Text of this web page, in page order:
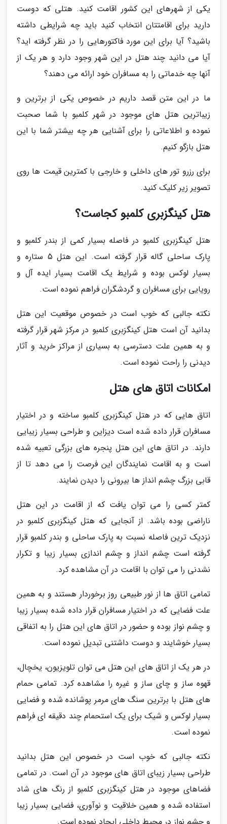
یکی از شهرهای این کشور اقامت کنید. هتلی که دوست
دارید برای اقامتتان انتخاب کنید باید چه شرایطی داشته
باشید؟ آیا برای این مورد فاکتورهایی را در نظر گرفته اید؟
آیا می دانید چند هتل در این شهر وجود دارد و هر یک از
آنها چه خدماتی را به مسافران خود ارائه می دهند؟
ما در این متن قصد داریم در خصوص یکی از برترین و
زیباترین هتل های موجود در شهر کلمبو با شما صحبت
نموده و اطلاعاتی را برای آشنایی هر چه بیشتر شما با این
هتل بازگو کنیم.
برای رزرو تور های داخلی و خارجی با کمترین قیمت ها روی
تصویر زیر کلیک کنید.
هتل کینگزبری کلمبو کجاست؟
هتل کینگزبری کلمبو در فاصله بسیار کمی از بندر کلمبو و
پارک ساحلی گاله قرار گرفته است. این هتل 5 ستاره و
بسیار لوکس بوده و شرایط یک اقامت بسیار ایده آل و
رویایی برای مسافران و گردشگران فراهم نموده است.
نکته جالبی که خوب است در خصوص موقعیت این هتل
بدانید آن است هتل کینگزبری کلمبو در مرکز شهر قرار گرفته
و به همین علت دسترسی به بسیاری از مراکز خرید و آثار
دیدنی را راحت نموده است.
امکانات اتاق های هتل
اتاق هایی که در هتل کینگزبری کلمبو ساخته و در اختیار
مسافران قرار داده شده است دیزاین و طراحی بسیار زیبایی
دارند. در اتاق های این هتل پنجره های بزرگی تعبیه شده
است و به اقامت نمایندگان این فرصت را می دهد تا از
قابی بزرگ چشم انداز ها بیرونی را دیدن نمایند.
کمتر کسی را می توان یافت که از اقامت در این هتل
ناراضی بوده باشد. از آنجایی که هتل کینگزبری کلمبو در
نزدیک ترین فاصله نسبت به پارک ساحلی و بندر کلمبو قرار
گرفته است چشم انداز و چشم اندازی بسیار زیبا و تکرار
نشدنی را می توان با اقامت در آن مشاهده کرد.
تمامی اتاق ها از نور طبیعی روز برخوردار هستند و به همین
علت فضایی که در اختیار مسافران قرار داده شده بسیار زیبا
و چشم نواز بوده و حضور در اتاق های این هتل را به اتفاقی
بسیار خوشایند و دوست داشتنی تبدیل نموده است.
در هر یک از اتاق های این هتل می توان تلویزیون، یخچال،
قهوه ساز و چای ساز و غیره را مشاهده کرد. تمامی حمام
های هتل با برترین سنگ های مرمر پوشانده شده و فضایی
بسیار لوکس و شیک برای یک استحمام چند دقیقه ای فراهم
نموده است.
نکته جالبی که خوب است در خصوص این هتل بدانید
طراحی بسیار زیبای اتاق های موجود در آن است. در تمامی
فضاهای موجود در هتل کینگزبری کلمبو از رنگ های شاد
استفاده شده و همین خلاقیت و نوآوری، فضایی بسیار زیبا